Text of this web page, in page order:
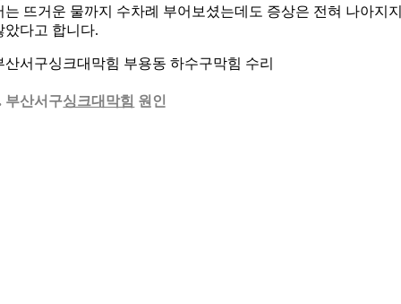
는 뜨거운 물까지 수차례 부어보셨는데도 증상은 전혀 나아지
았다고 합니다.
산서구싱크대막힘 부용동 하수구막힘 수리
부산서구싱크대막힘 원인